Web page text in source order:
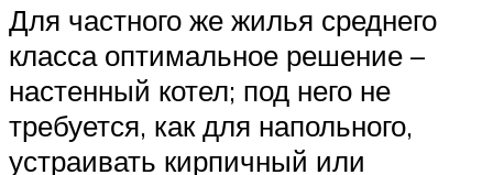
Для частного же жилья среднего
класса оптимальное решение –
настенный котел; под него не
требуется, как для напольного,
устраивать кирпичный или